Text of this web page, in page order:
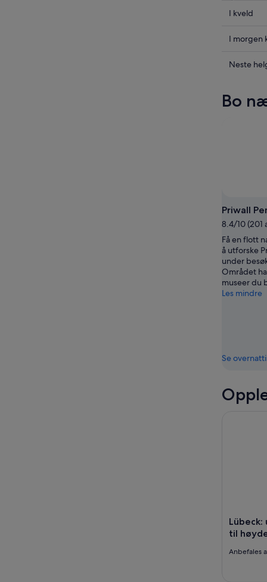
Sjekk
i
for
9.
I kveld
Sjekk
i
i
I morgen
Sjekk
Lübeck
Neste
Bo
Priwall
8.4/10 (201
Få en flott
å utforske
under
Området
museer du
Les mindre
Se
til
Anbefales